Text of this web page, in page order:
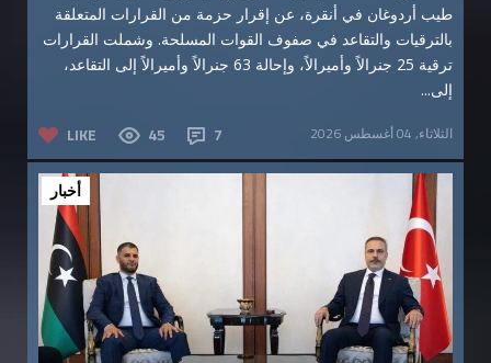
طيب أردوغان في أنقرة، عن إقرار حزمة من القرارات المتعلقة
بالترقيات والتقاعد في صفوف القوات المسلحة. وشملت القرارات
ترقية 25 جنرالاً وأميرالاً، وإحالة 63 جنرالاً وأميرالاً إلى التقاعد،
إلى...
LIKE 45 7 الثلاثاء, 04 أغسطس 2026
أخبار